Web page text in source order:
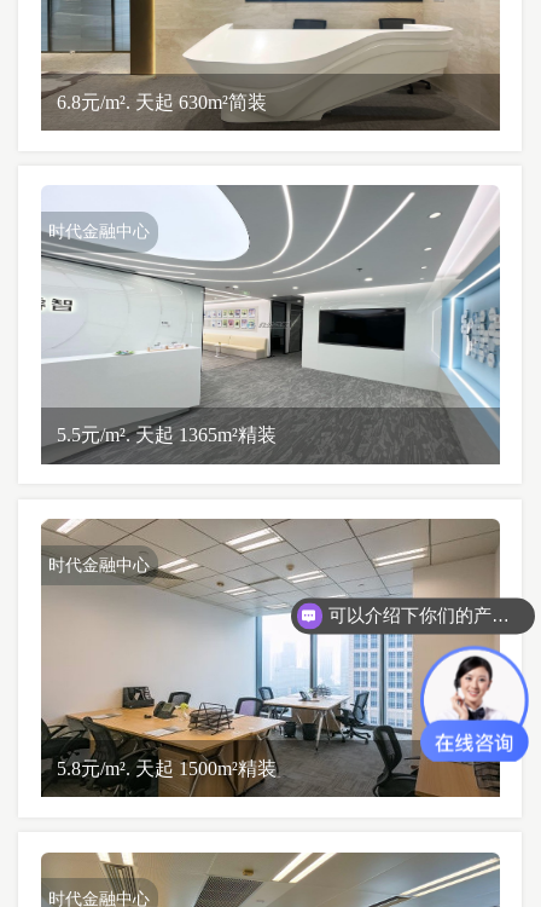
6.8元/m². 天起 630m²简装
时代金融中心
5.5元/m². 天起 1365m²精装
时代金融中心
5.8元/m². 天起 1500m²精装
时代金融中心
可以介绍下你们的产品么？